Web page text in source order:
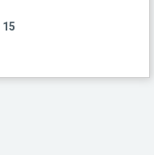
15